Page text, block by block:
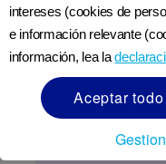
Nutricia
Si tienes una
intereses (cookies de
e información relevante
información, lea la
Aceptar todo